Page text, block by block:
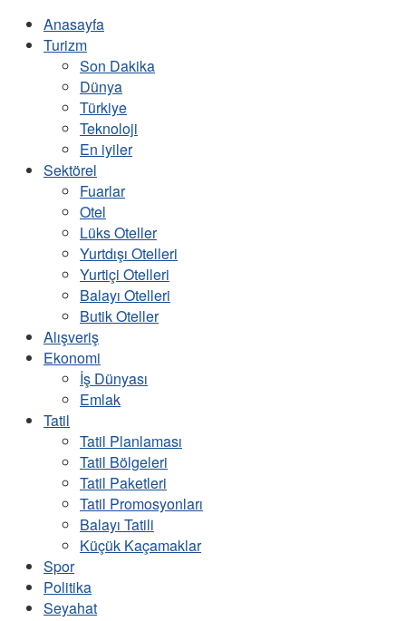
Anasayfa
Turizm
Son Dakika
Dünya
Türkiye
Teknoloji
En iyiler
Sektörel
Fuarlar
Otel
Lüks Oteller
Yurtdışı Otelleri
Yurtiçi Otelleri
Balayı Otelleri
Butik Oteller
Alışveriş
Ekonomi
İş Dünyası
Emlak
Tatil
Tatil Planlaması
Tatil Bölgeleri
Tatil Paketleri
Tatil Promosyonları
Balayı Tatili
Küçük Kaçamaklar
Spor
Politika
Seyahat